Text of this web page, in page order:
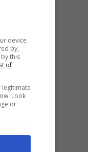
device
by,
this
of
legitimate
Look
or